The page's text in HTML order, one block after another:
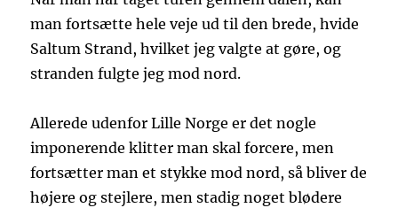
man fortsætte hele veje ud til den brede, hvide
Saltum Strand, hvilket jeg valgte at gøre, og
stranden fulgte jeg mod nord.
Allerede udenfor Lille Norge er det nogle
imponerende klitter man skal forcere, men
fortsætter man et stykke mod nord, så bliver de
højere og stejlere, men stadig noget blødere